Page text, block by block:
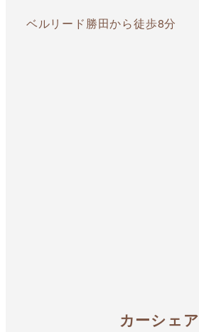
ベルリード勝田から徒歩8分
カーシェア